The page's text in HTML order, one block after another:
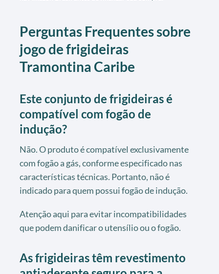
Perguntas Frequentes sobre
jogo de frigideiras
Tramontina Caribe
Este conjunto de frigideiras é
compatível com fogão de
indução?
Não. O produto é compatível exclusivamente
com fogão a gás, conforme especificado nas
características técnicas. Portanto, não é
indicado para quem possui fogão de indução.
Atenção aqui para evitar incompatibilidades
que podem danificar o utensílio ou o fogão.
As frigideiras têm revestimento